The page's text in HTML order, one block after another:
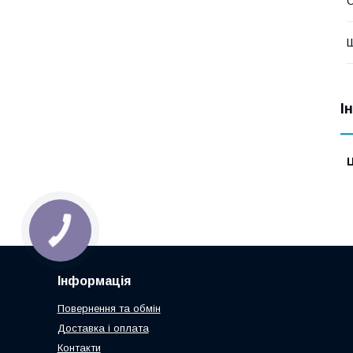
Інформація
Повернення та обмін
Доставка і оплата
Контакти